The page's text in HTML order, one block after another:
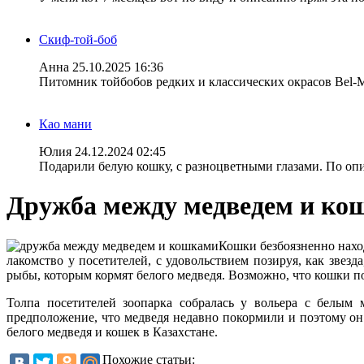
Скиф-той-боб
Анна 25.10.2025 16:36
Питомник тойбобов редких и классических окрасов Bel-
Као мани
Юлия 24.12.2024 02:45
Подарили белую кошку, с разноцветными глазами. По
Дружба между медведем и
Кошки безбоязненно
лакомство у посетителей, с удовольствием позируя, как
рыбы, которым кормят белого медведя. Возможно, что кошки
Толпа посетителей зоопарка собралась у вольера с
предположение, что медведя недавно покормили и поэтому
белого медведя и кошек в Казахстане.
Похожие статьи: